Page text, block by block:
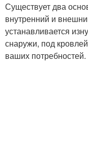
Существует два
внутренний и
устанавливается
снаружи, под
ваших потребностей.